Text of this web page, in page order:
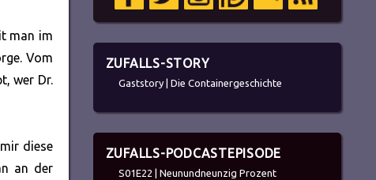
man im
Vom
wer Dr.
diese
an der
ZUFALLS-STORY
Gaststory | Die Containergeschichte
ZUFALLS-PODCASTEPISODE
S01E22 | Neunundneunzig Prozent